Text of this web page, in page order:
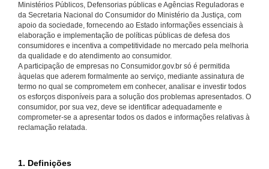
Ministérios Públicos, Defensorias públicas e Agências Reguladoras e
da Secretaria Nacional do Consumidor do Ministério da Justiça, com
apoio da sociedade, fornecendo ao Estado informações essenciais à
elaboração e implementação de políticas públicas de defesa dos
consumidores e incentiva a competitividade no mercado pela melhoria
da qualidade e do atendimento ao consumidor.
A participação de empresas no Consumidor.gov.br só é permitida
àquelas que aderem formalmente ao serviço, mediante assinatura de
termo no qual se comprometem em conhecer, analisar e investir todos
os esforços disponíveis para a solução dos problemas apresentados. O
consumidor, por sua vez, deve se identificar adequadamente e
comprometer-se a apresentar todos os dados e informações relativas à
reclamação relatada.
1. Definições